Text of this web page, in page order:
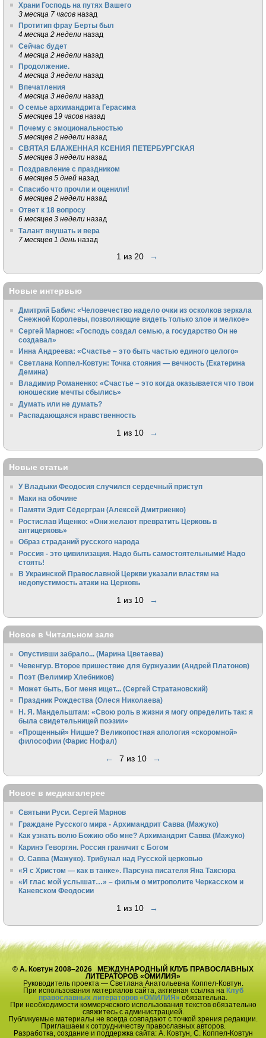
Храни Господь на путях Вашего
3 месяца 7 часов назад
Протитип фрау Берты был
4 месяца 2 недели назад
Сейчас будет
4 месяца 2 недели назад
Продолжение.
4 месяца 3 недели назад
Впечатления
4 месяца 3 недели назад
О семье архимандрита Герасима
5 месяцев 19 часов назад
Почему с эмоциональностью
5 месяцев 2 недели назад
СВЯТАЯ БЛАЖЕННАЯ КСЕНИЯ ПЕТЕРБУРГСКАЯ
5 месяцев 3 недели назад
Поздравление с праздником
6 месяцев 5 дней назад
Спасибо что прочли и оценили!
6 месяцев 2 недели назад
Ответ к 18 вопросу
6 месяцев 3 недели назад
Талант внушать и вера
7 месяцев 1 день назад
1 из 20 →
Новые интервью
Дмитрий Бабич: «Человечество надело очки из осколков зеркала
Снежной Королевы, позволяющие видеть только злое и мелкое»
Сергей Марнов: «Господь создал семью, а государство Он не
создавал»
Инна Андреева: «Счастье – это быть частью единого целого»
Светлана Коппел-Ковтун: Точка стояния — вечность (Екатерина
Демина)
Владимир Романенко: «Счастье – это когда оказывается что твои
юношеские мечты сбылись»
Думать или не думать?
Распадающаяся нравственность
1 из 10 →
Новые статьи
У Владыки Феодосия случился сердечный приступ
Маки на обочине
Памяти Эдит Сёдергран (Алексей Дмитриенко)
Ростислав Ищенко: «Они желают превратить Церковь в
антицерковь»
Образ страданий русского народа
Россия - это цивилизация. Надо быть самостоятельными! Надо
стоять!
В Украинской Православной Церкви указали властям на
недопустимость атаки на Церковь
1 из 10 →
Новое в Читальном зале
Опустивши забрало... (Марина Цветаева)
Чевенгур. Второе пришествие для буржуазии (Андрей Платонов)
Поэт (Велимир Хлебников)
Может быть, Бог меня ищет... (Сергей Стратановский)
Праздник Рождества (Олеся Николаева)
Н. Я. Мандельштам: «Свою pоль в жизни я могу опpеделить так: я
была свидетельницей поэзии»
«Прощенный» Ницше? Великопостная апология «скоромной»
философии (Фарис Нофал)
← 7 из 10 →
Новое в медиагалерее
Святыни Руси. Сергей Марнов
Граждане Русского мира - Архимандрит Савва (Мажуко)
Как узнать волю Божию обо мне? Архимандрит Савва (Мажуко)
Каринэ Геворгян. Россия граничит с Богом
О. Савва (Мажуко). Трибунал над Русской церковью
«Я с Христом — как в танке». Парсуна писателя Яна Таксюра
«И глас мой услышат…» – фильм о митрополите Черкасском и
Каневском Феодосии
1 из 10 →
© А. Ковтун 2008–2026 МЕЖДУНАРОДНЫЙ КЛУБ ПРАВОСЛАВНЫХ
ЛИТЕРАТОРОВ «ОМИЛИЯ»
Руководитель проекта — Светлана Анатольевна Коппел-Ковтун.
При использования материалов сайта, активная ссылка на Клуб
православных литераторов «ОМИЛИЯ» обязательна.
При необходимости коммерческого использования текстов обязательно
свяжитесь с администрацией.
Публикуемые материалы не всегда совпадают с точкой зрения редакции.
Приглашаем к сотрудничеству православных авторов.
Разработка, создание и поддержка сайта: А. Ковтун, С. Коппел-Ковтун